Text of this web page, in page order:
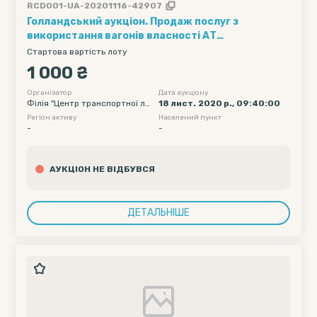
RCD001-UA-20201116-42907
Голландський аукціон. Продаж послуг з
використання вагонів власності АТ
"Укрзалізниця" (1 вагон на 1 добу) 1 маршрут по
54 вагона з однієї маршрутної станції
навантаження /// Кількість вагонів - 54; Рухомий
склад - хопери-зерновози - 95; Полігон
навантаження - УЗ; Дата подачі вагону
початкова - 07-12-2020 00:00; Дата подачі
Стартова вартість лоту
1 000 ₴
Організатор
Філія "Центр транспортної ло
гістики" АТ "Укрзалізниця"
Дата аукціону
18 лист. 2020 р., 09:40:00
Регіон активу
-
Населений пункт
-
АУКЦІОН НЕ ВІДБУВСЯ
ДЕТАЛЬНІШЕ